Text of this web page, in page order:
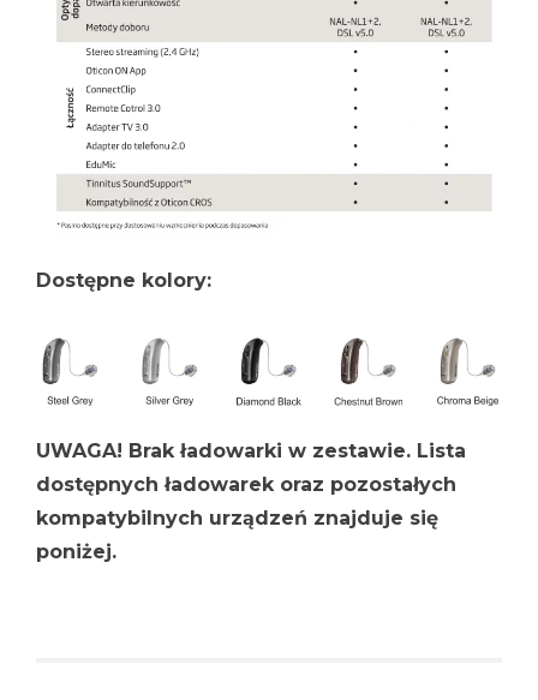
Dostępne kolory:
UWAGA! Brak ładowarki w zestawie. Lista
dostępnych ładowarek oraz pozostałych
kompatybilnych urządzeń znajduje się
poniżej.